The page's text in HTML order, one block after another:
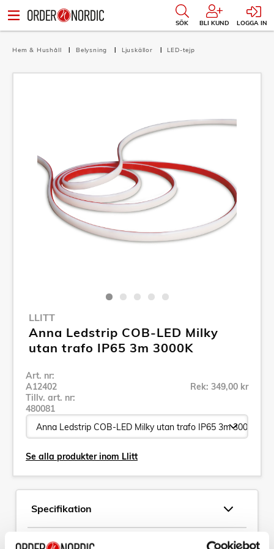
SÖK BLI KUND LOGGA IN
Hem & Hushåll Belysning Ljuskällor LED-tejp
LLITT
Anna Ledstrip COB-LED Milky
utan trafo IP65 3m​​ 3000K​​​
Art. nr:
A12402
Tillv. art. nr:
480081
Rek: 349,00 kr
Se alla produkter inom Llitt
Specifikation
Beskrivning